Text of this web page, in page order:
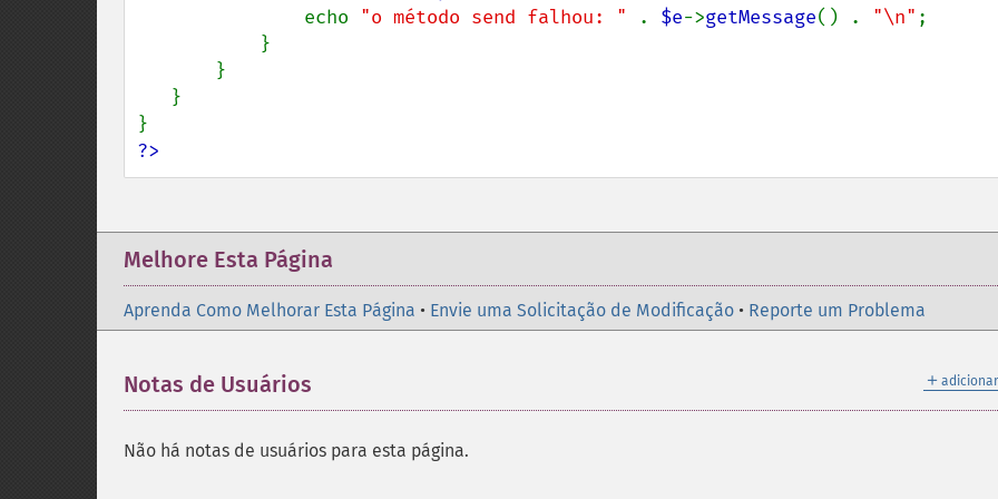
               echo
"o método send falhou: " . $e->getMessage() . "\n" ;
?>
Melhore Esta Página
Aprenda Como Melhorar Esta Página • Envie uma Solicitação de Modificação • Reporte um Problema
＋
Notas de Usuários
Não há notas de usuários para esta página.